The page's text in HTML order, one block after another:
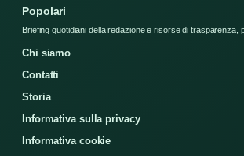
Popolari
Briefing quotidiani della redazione e risorse di trasparenza,
Chi siamo
Contatti
Storia
Informativa sulla privacy
Informativa cookie